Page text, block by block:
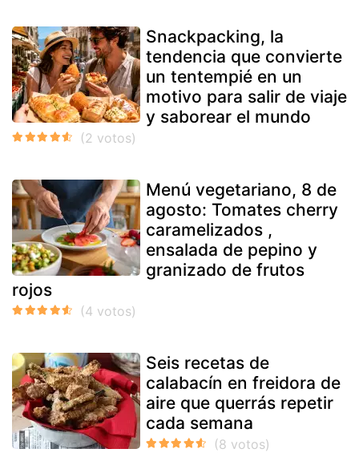
Snackpacking, la
tendencia que convierte
un tentempié en un
motivo para salir de viaje
y saborear el mundo
Menú vegetariano, 8 de
agosto: Tomates cherry
caramelizados ,
ensalada de pepino y
granizado de frutos
rojos
Seis recetas de
calabacín en freidora de
aire que querrás repetir
cada semana